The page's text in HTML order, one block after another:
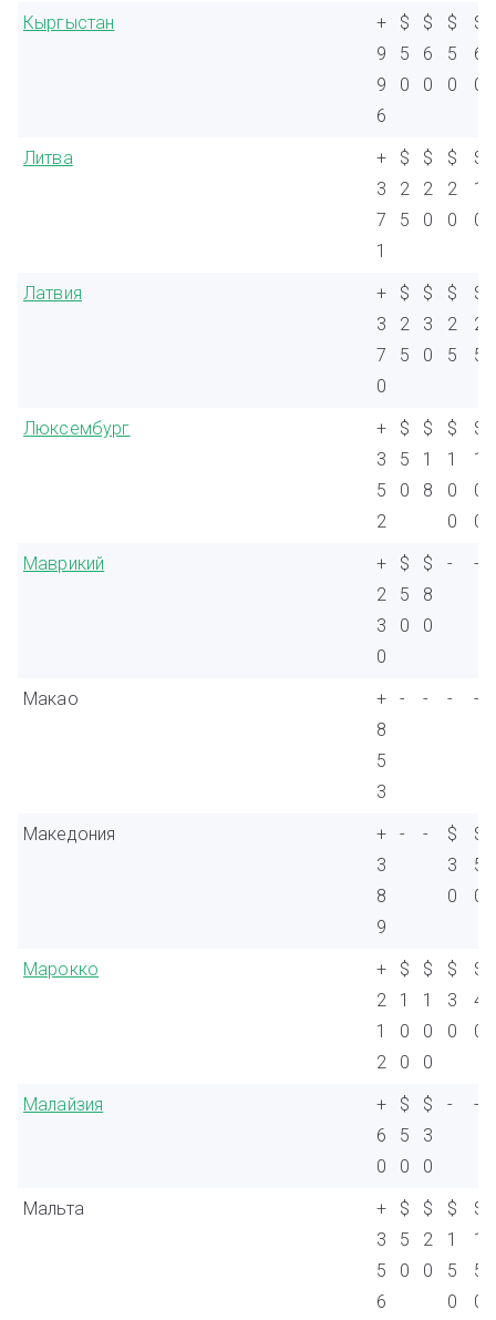
Кыргыстан
+
9
9
6
$
5
0
$
6
0
$
5
0
$
6
0
Литва
+
3
7
1
$
2
5
$
2
0
$
2
0
$
1
0
Латвия
+
3
7
0
$
2
5
$
3
0
$
2
5
$
2
5
Люксембург
+
3
5
2
$
5
0
$
1
8
$
1
0
0
$
1
0
0
Маврикий
+
2
3
0
$
5
0
$
8
0
- -
Макао
+
8
5
3
- - - -
Македония
+
3
8
9
- -
$
3
0
$
5
0
Марокко
+
2
1
2
$
1
0
0
$
1
0
0
$
3
0
$
4
0
Малайзия
+
6
0
$
5
0
$
3
0
- -
Мальта
+
3
5
6
$
5
0
$
2
0
$
1
5
0
$
1
5
0